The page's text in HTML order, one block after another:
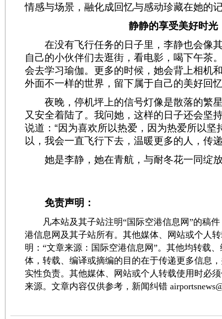
情感与场景，融化成回忆与感动珍藏在她
静静的享受美好时光
在没有飞行任务的日子里，李静也会像
自己的小伙伴们去逛街，看电影，喝下午茶
会去学习瑜伽。更多的时候，她会背上相机
外面不一样的世界，留下属于自己的美好回
夜晚，停机坪上的信号灯像是散落的繁
又安全着陆了。我问她，这样的日子还会坚
说道：“因为喜欢所以热爱，因为热爱所以坚
以，我会一直飞行下去，温暖更多的人，传
她是李静，她在青航，与耐冬花一同绽
免责声明：
凡本站及其子站注明“国际空港信息网”的稿件
港信息网及其子站所有。其他媒体、网站或个人
明：“文章来源：国际空港信息网”。其他均转载
体，转载、编译或摘编的目的在于传递更多信息
实性负责。其他媒体、网站或个人转载使用时必
来源。文章内容仅供参考，新闻纠错